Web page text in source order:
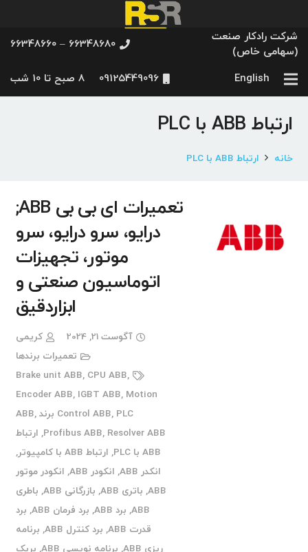
شرکت رادکار صنعت
(سهامی خاص)
66348680 – 66348660
English
09125449096 8 صبح تا 10 شب
ارتباط ABB با PLC
خانه ارتباط ABB با PLC
تعمیرات ای بی بی ABB;
درایو، سرو درایو، سرو
موتور، تجهیزات
اتوماسیون صنعتی و
ابزاردقیق
آگوست 21, 2024
کریمی
تعمیرات برندها
Brake unit ABB, CPU ABB,
Encoder ABB, IGBT ABB, Motion
Control ABB, PLC برند ABB
,
Profibus ABB, Resolver ABB
, ارتباط
ABB با PLC
, ارتباط ABB با کامپیوتر
,
انکدر ABB
, انکودر ABB , انکودر موتور
ABB
, باتری ABB , بازرگانی ABB , باطری
ABB
, برد ABB , برد فرمان ABB , برد
قدرت ABB
, برد کنترل ABB , برنامه
ریزی ABB
, برنامه نویسی ABB , بریک